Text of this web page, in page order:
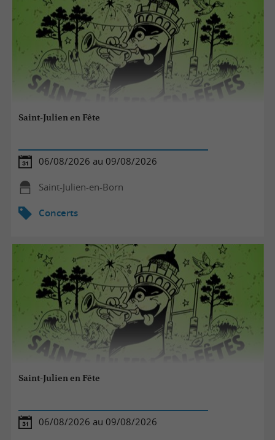
Saint-Julien en Fête
06/08/2026 au 09/08/2026
Saint-Julien-en-Born
Concerts
Saint-Julien en Fête
06/08/2026 au 09/08/2026